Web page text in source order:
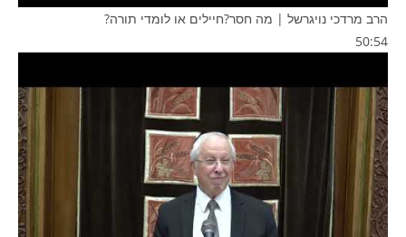
הרב מרדכי נויגרשל | מה חסר?חיילים או לומדי תורה?
50:54